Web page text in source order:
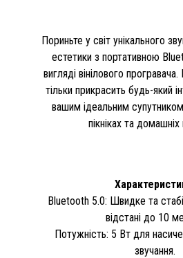
Пориньте у світ унікального
естетики з портативною
вигляді вінілового
тільки прикрасить будь-який
вашим ідеальним
пікніках та домашніх
Bluetooth 5.0: Швидке та
відстані до 10
Потужність: 5 Вт для
звучання.